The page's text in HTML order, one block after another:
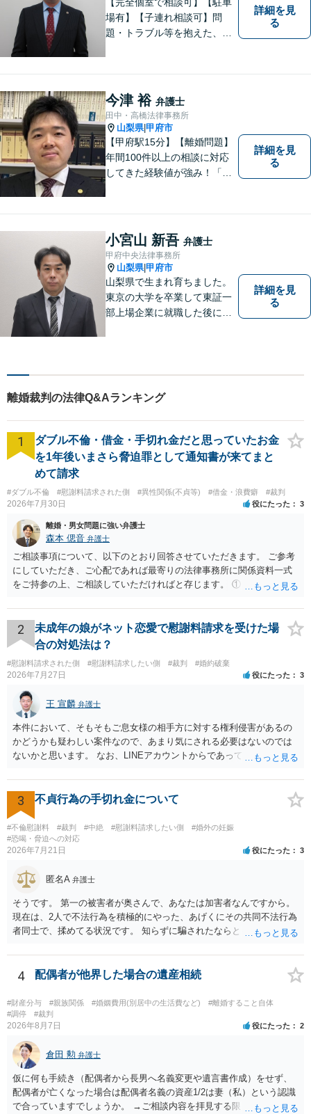
場有】【子連れ相談可】問
題・トラブル等を抱えた、ま
談ください。 法的な観点から
分析し、解決に向けてどのよ
うな方法・手段を取ることが
良いのか等を助言させていた
だきます。
詳細を見
る
今津 裕 弁護士
田中・高橋法律事務所
山梨県|甲府市
【甲府駅15分】【離婚問題】
年間100件以上の相談に対応
してきた経験値が強み！「離
ちしています【相続】遺言書
の作成や相続人の紛争解決ま
で幅広く対応できます【初回
面談無料】
詳細を見
る
小宮山 新吾 弁護士
甲府中央法律事務所
山梨県|甲府市
山梨県で生まれ育ちました。
東京の大学を卒業して東証一
部上場企業に就職した後に司
に弁護士登録した後は、山梨
り扱ってきました。
詳細を見
る
離婚裁判の法律Q&Aランキング
1
ダブル不倫・借金・手切れ金だと思っていたお金
を1年後いまさら脅迫罪として通知書が来てまと
めて請求
#ダブル不倫 #慰謝料請求された側 #異性関係(不貞等) #借金・浪費癖 #裁判
2026年7月30日 役にたった 3
離婚・男女問題に強い弁護士
森本 偲音 弁護士
ご相談事項について、以下のとおり回答させていただきます。 ご参考
にしていただき、ご心配であれば最寄りの法律事務所に関係資料一式
をご持参の上、ご相談していただければと存じます。 ① このLINEの
される可能性はあるのか ⇒LINEを含む１００万円の貸付に至るまでの
やり取り等の経緯、誓約書の内容等を踏まえて、関係を清算するため
の 金銭であったと評価される可能性はあると考えます。 ② 「今後一
切関与しないなら100万円振り込む」というLINEや誓約書は、裁判上
どの程度証拠価値があるのか ⇒前後のやり取りや誓約書の具体的内容
を見ない限り、具体的な判断はできませんが、一定の証拠価値はある
と考えます。 ③ 借用書があっても、後から100万円を貸付扱いに変更
することは認められるのか。 ⇒おそらく１００万円は不当利得（受け
取る正当な権利がないのに利益を取得した）として返還請求されてい
るものかと推察しますので、 貸金返還ではないかと存じます。 ④ 私
は現在、収入も不安定で貯金もなくリボ払い借金が既に約100万あり。
今年に再婚したが主人はお金に厳しい為、一括で220万円を支払う事は
困難 仮に裁判で敗訴した場合でも、分割払いになる可能性はあります
か。 ⇒判決となり敗訴してしまった場合は、強制執行により不動産等
の財産を差し押さえられ、そこから債権回収が図られることになりま
すが、 和解であれば柔軟な解決が可能ですので、その場合は分割払
いにより支払うことも十分可能です。 ⑤ このような事情であれば、私
は120万円のみ和解交渉を続けるべきでしょうか。 ⇒ご相談者様の認
れるため、 120万円のみについて交渉を続けることがベターかと存じ
ます。
2
未成年の娘がネット恋愛で慰謝料請求を受けた場
合の対処法は？
#慰謝料請求された側 #慰謝料請求したい側 #裁判 #婚約破棄
2026年7月27日 役にたった 3
王 宣麟 弁護士
本件において、そもそもご息女様の相手方に対する権利侵害があるの
かどうかも疑わしい案件なので、あまり気にされる必要はないのでは
ないかと思います。 なお、LINEアカウントからであっても、そこに紐
るパターンはありえるものの、本件のような精神的損害が発生したと
明確にいえないような案件において開示がなされる可能性も低いので
はないかと推察します。
3 不貞行為の手切れ金について
#不倫慰謝料 #裁判 #中絶 #慰謝料請求したい側
#婚外の妊娠
#恐喝・脅迫への対応
2026年7月21日 役にたった 3
匿名A 弁護士
そうです。 第一の被害者が奥さんで、あなたは加害者なんですから。
現在は、2人で不法行為を積極的にやった、あげくにその共同不法行為
者同士で、揉めてる状況です。 知らずに騙されたならともか
というだけですから。
4 配偶者が他界した場合の遺産相続
#財産分与 #親族関係 #婚姻費用(別居中の生活費など)
#離婚すること自体
#調停
#裁判
2026年8月7日 役にたった 2
倉田 勲 弁護士
仮に何も手続き（配偶者から長男へ名義変更や遺言書作成）をせず、
配偶者が亡くなった場合は配偶者名義の資産1/2は妻（私）という認識
で合っていますでしょうか。 →ご相談内容を拝見する限りでは、その